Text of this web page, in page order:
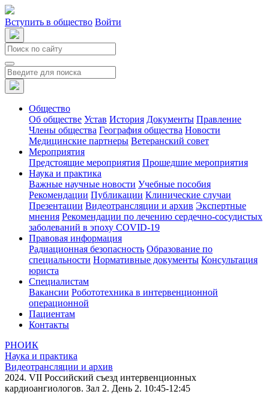
Вступить в общество Войти
Общество
Об обществе Устав История Документы Правление
Члены общества География общества Новости
Медицинские партнеры Ветеранский совет
Мероприятия
Предстоящие мероприятия Прошедшие мероприятия
Наука и практика
Важные научные новости Учебные пособия
Рекомендации Публикации Клинические случаи
Презентации Видеотрансляции и архив Экспертные
мнения Рекомендации по лечению сердечно-сосудистых
заболеваний в эпоху COVID-19
Правовая информация
Радиационная безопасность Образование по
специальности Нормативные документы Консультация
юриста
Специалистам
Вакансии Робототехника в интервенционной
операционной
Пациентам
Контакты
РНОИК
Наука и практика
Видеотрансляции и архив
2024. VII Российский съезд интервенционных
кардиоангиологов. Зал 2. День 2. 10:45-12:45